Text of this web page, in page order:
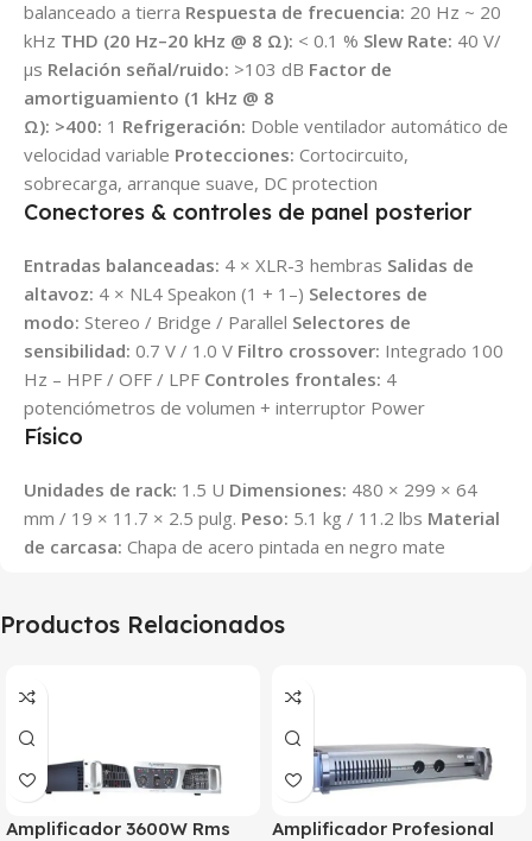
balanceado a tierra Respuesta de frecuencia: 20 Hz ~ 20
kHz THD (20 Hz–20 kHz @ 8 Ω): < 0.1 % Slew Rate: 40 V/
μs Relación señal/ruido: >103 dB Factor de
amortiguamiento (1 kHz @ 8
Ω): >400: 1 Refrigeración: Doble ventilador automático de
velocidad variable Protecciones: Cortocircuito,
sobrecarga, arranque suave, DC protection
Conectores & controles de panel posterior
Entradas balanceadas: 4 × XLR-3 hembras Salidas de
altavoz: 4 × NL4 Speakon (1 + 1–) Selectores de
modo: Stereo / Bridge / Parallel Selectores de
sensibilidad: 0.7 V / 1.0 V Filtro crossover: Integrado 100
Hz – HPF / OFF / LPF Controles frontales: 4
potenciómetros de volumen + interruptor Power
Físico
Unidades de rack: 1.5 U Dimensiones: 480 × 299 × 64
mm / 19 × 11.7 × 2.5 pulg. Peso: 5.1 kg / 11.2 lbs Material
de carcasa: Chapa de acero pintada en negro mate
Productos Relacionados
Amplificador 3600W Rms
Amplificador Profesional